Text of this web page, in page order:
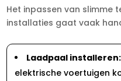
Het inpassen van slimme
installaties gaat vaak
Laadpaal installeren:
elektrische voertuigen